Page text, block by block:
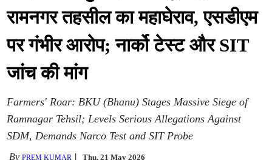
रामनगर तहसील का महाघेराव, एसडीएम
पर गंभीर आरोप; नार्को टेस्ट और SIT
जांच की मांग
Farmers' Roar: BKU (Bhanu) Stages Massive Siege of
Ramnagar Tehsil; Levels Serious Allegations Against
SDM, Demands Narco Test and SIT Probe
ByPREM KUMAR Thu, 21 May 2026